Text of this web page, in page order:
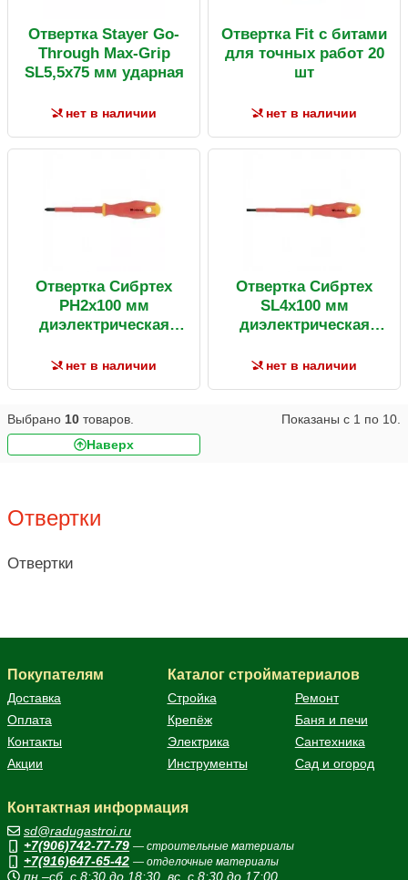
Отвертка Stayer Go-
Through Max-Grip
SL5,5х75 мм ударная
нет в наличии
Отвертка Fit с битами
для точных работ 20
шт
нет в наличии
Отвертка Сибртех
PH2х100 мм
диэлектрическая
рукоятка
нет в наличии
Отвертка Сибртех
SL4х100 мм
диэлектрическая
рукоятка
нет в наличии
Выбрано 10 товаров. Показаны с 1 по 10
Наверх
Отвертки
Отвертки
Покупателям
Доставка
Оплата
Контакты
Акции
Каталог стройматериалов
Стройка
Ремонт
Крепёж
Баня и печи
Электрика
Сантехника
Инструменты
Сад и огород
Контактная информация
sd@radugastroi.ru
+7(906)742-77-79 — строительные материалы
+7(916)647-65-42 — отделочные материалы
пн.–сб. с 8:30 до 18:30, вс. с 8:30 до 17:00